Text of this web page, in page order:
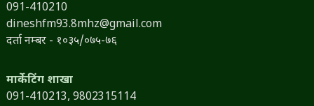
091-410210
dineshfm93.8mhz@gmail.com
दर्ता नम्बर - १०३५/०७५-७६
मार्केटिंग शाखा
091-410213, 9802315114